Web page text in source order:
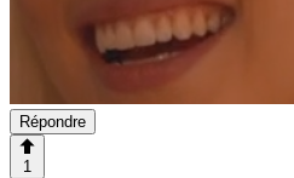
Répondre
1